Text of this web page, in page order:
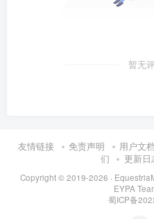
暂无
友情链接 免责声明 用户文档
们
更新日
Copyright © 2019-2026 ·
EYPA
蜀ICP备